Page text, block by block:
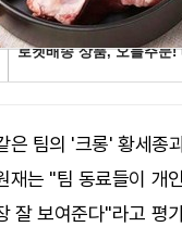
은 팀의 '크롱' 황세종
재는 "팀 동료들이 개
잘 보여준다"라고 평